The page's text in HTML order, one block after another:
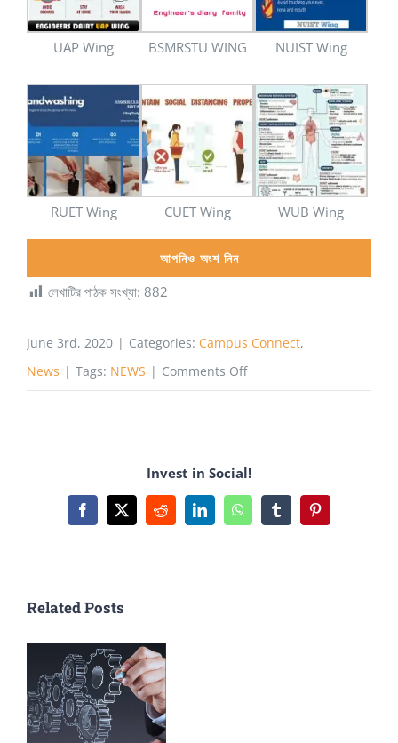
UAP Wing BSMRSTU WING NUIST Wing
RUET Wing CUET Wing WUB Wing
আপনিও অংশ নিন
লেখাটির পাঠক সংখ্যা: 882
June 3rd, 2020 | Categories: Campus Connect,
News | Tags: NEWS | Comments Offon
করনের
Invest in Social!
Facebook
X RedditLinkedInWhatsAppTumblrPinterest
Related Posts